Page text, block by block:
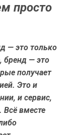
просто
— это только
бренд — это
получает
Это и
и сервис,
Всё вместе